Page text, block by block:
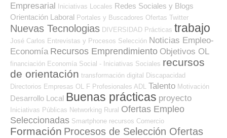
Empresarial Iniciativas Locales Redes Sociales y Blogs
Orientación Laboral Portales y Buscadores Ofertas Twitter
Nuevas Tecnologias DIVERSIDAD Prácticas trabajo
José Carlos Entrevistas y Procesos Selección Noticias Empleo-
Economía Recursos Emprendimiento Objetivos OL
financiación Economía Social - Iniciativas Sociales recursos
de orientación transformación digital Discapacidad
Directorios Empresas OL
F Profesionales ADL Talento Motivación
Desarrollo Local Buenas prácticas proyecto
Iniciativas Públicas Networking Rural Ofertas Empleo
Seleccionadas Smartphone recursos Comercio
Formación Procesos de Selección Ofertas